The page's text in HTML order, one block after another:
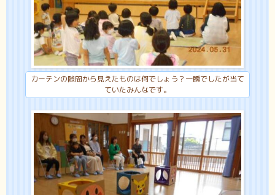
カーテンの隙間から見えたものは何でしょう？一瞬でしたが当て
ていたみんなです。